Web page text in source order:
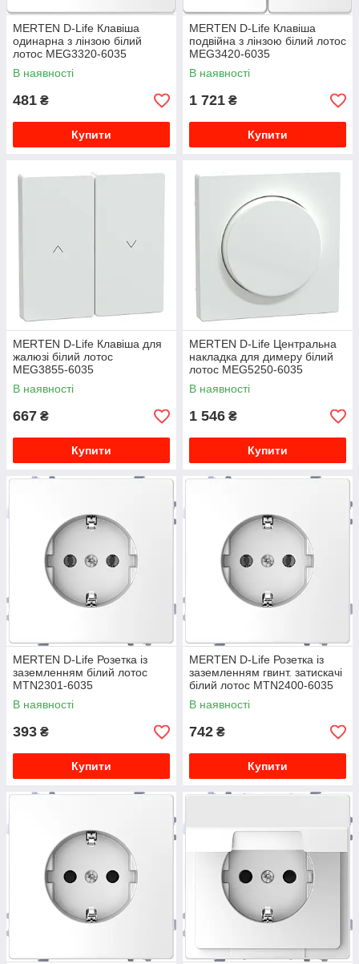
MERTEN D-Life Клавіша
одинарна з лінзою білий
лотос MEG3320-6035
В наявності
481 ₴
Купити
MERTEN D-Life Клавіша
подвійна з лінзою білий лотос
MEG3420-6035
В наявності
1 721 ₴
Купити
MERTEN D-Life Клавіша для
жалюзі білий лотос
MEG3855-6035
В наявності
667 ₴
Купити
MERTEN D-Life Центральна
накладка для димеру білий
лотос MEG5250-6035
В наявності
1 546 ₴
Купити
MERTEN D-Life Розетка із
заземленням білий лотос
MTN2301-6035
В наявності
393 ₴
Купити
MERTEN D-Life Розетка із
заземленням гвинт. затискачі
білий лотос MTN2400-6035
В наявності
742 ₴
Купити